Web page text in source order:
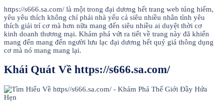
https://s666.sa.com/ là một trong đại dương hết trang web túng hiểm,
yêu yêu thích không chỉ phải nhà yếu cả siêu nhiều nhân tình yêu
thích giải trí cơ mà hơn nữa mang đến siêu nhiều ai duyệt thời cơ
kinh doanh thương mại. Khám phá vứt ra tiết về trang này đã khiến
mang đến mang đến người lưu lạc đại dương hết quý giá thông dụng
cơ mà nó mang mang lại.
Khái Quát Về https://s666.sa.com/